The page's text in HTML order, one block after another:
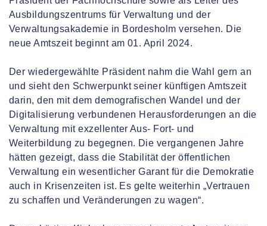
Ausbildungszentrums für Verwaltung und der
Verwaltungsakademie in Bordesholm versehen. Die
neue Amtszeit beginnt am 01. April 2024.
Der wiedergewählte Präsident nahm die Wahl gern an
und sieht den Schwerpunkt seiner künftigen Amtszeit
darin, den mit dem demografischen Wandel und der
Digitalisierung verbundenen Herausforderungen an die
Verwaltung mit exzellenter Aus- Fort- und
Weiterbildung zu begegnen. Die vergangenen Jahre
hätten gezeigt, dass die Stabilität der öffentlichen
Verwaltung ein wesentlicher Garant für die Demokratie
auch in Krisenzeiten ist. Es gelte weiterhin „Vertrauen
zu schaffen und Veränderungen zu wagen“.